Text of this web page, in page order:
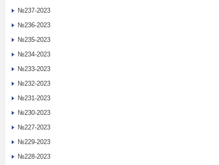
№237-2023
№236-2023
№235-2023
№234-2023
№233-2023
№232-2023
№231-2023
№230-2023
№227-2023
№229-2023
№228-2023